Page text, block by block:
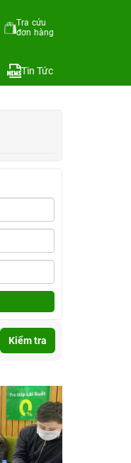
Tra cứu
đơn hàng
Tin Tức
Kiểm tra